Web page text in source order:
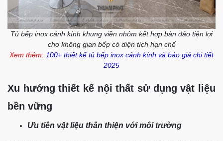
Tủ bếp inox cánh kính khung viền nhôm kết hợp bàn đảo tiện lợi
cho không gian bếp có diện tích hạn chế
Xem thêm: 100+ thiết kế tủ bếp inox cánh kính và báo giá chi tiết
2025
Xu hướng thiết kế nội thất sử dụng vật liệu
bền vững
Ưu tiên vật liệu thân thiện với môi trường